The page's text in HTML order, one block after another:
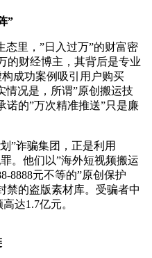
”
态里，”日入过万”的财富密
的财经博主，其背后是专业
成功案例吸引用户购买
情况是，所谓”原创搬运技
诺的”万次精准推送”只是廉
”诈骗集团，正是利用
。他们以”海外短视频搬运
8888元不等的”原创保护
禁的盗版素材库。受骗者中
达1.7亿元。